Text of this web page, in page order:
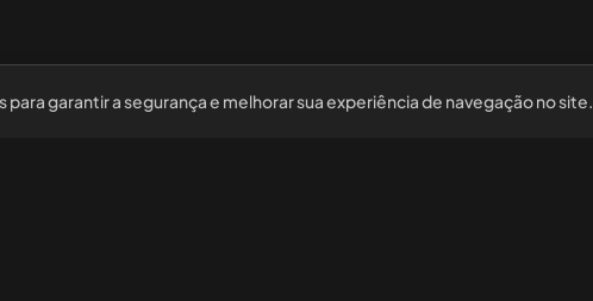
para garantir a segurança e melhorar sua experiência de navegação no site.